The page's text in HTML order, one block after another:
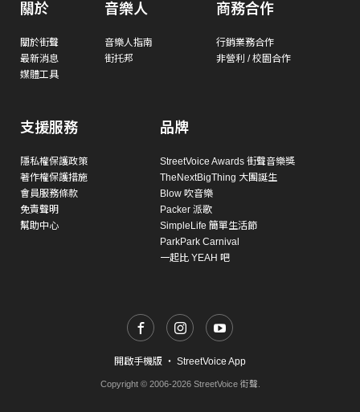
關於
關於街聲
最新消息
媒體工具
音樂人
音樂人指南
街托邦
商務合作
行銷業務合作
非營利 / 校園合作
支援服務
隱私權保護政策
著作權保護措施
會員服務條款
免責聲明
幫助中心
品牌
StreetVoice Awards 街聲音樂獎
TheNextBigThing 大團誕生
Blow 吹音樂
Packer 派歌
SimpleLife 簡單生活節
ParkPark Carnival
一起比 YEAH 吧
開啟手機版 ・ StreetVoice App
Copyright © 2006-2026 StreetVoice 街聲.